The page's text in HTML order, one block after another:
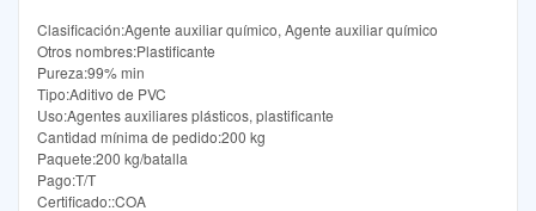
Clasificación:Agente auxiliar químico, Agente auxiliar químico
Otros nombres:Plastificante
Pureza:99% min
Tipo:Aditivo de PVC
Uso:Agentes auxiliares plásticos, plastificante
Cantidad mínima de pedido:200 kg
Paquete:200 kg/batalla
Pago:T/T
Certificado::COA